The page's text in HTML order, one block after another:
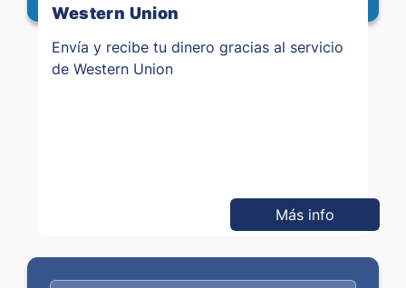
Western Union
Envía y recibe tu dinero gracias al servicio
de Western Union
Más info